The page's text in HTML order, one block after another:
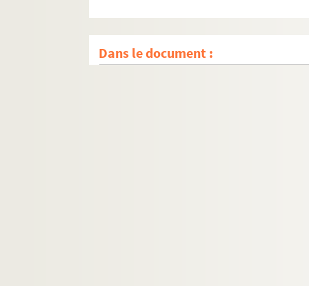
Dans le document :